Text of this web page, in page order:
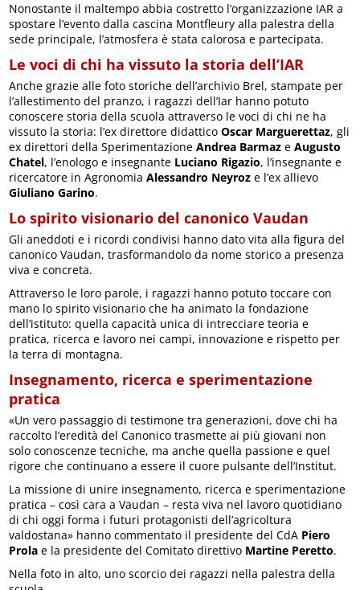
Nonostante il maltempo abbia costretto l’organizzazione IAR a
spostare l’evento dalla cascina Montfleury alla palestra della
sede principale, l’atmosfera è stata calorosa e partecipata.
Le voci di chi ha vissuto la storia dell’IAR
Anche grazie alle foto storiche dell’archivio Brel, stampate per
l’allestimento del pranzo, i ragazzi dell’Iar hanno potuto
conoscere storia della scuola attraverso le voci di chi ne ha
vissuto la storia: l’ex direttore didatticoOscar Marguerettaz, gli
ex direttori della SperimentazioneAndrea Barmaz eAugusto
Chatel, l’enologo e insegnante Luciano Rigazio, l’insegnante e
ricercatore in Agronomia Alessandro Neyroz e l’ex allievo
Giuliano Garino.
Lo spirito visionario del canonico Vaudan
Gli aneddoti e i ricordi condivisi hanno dato vita alla figura del
canonico Vaudan, trasformandolo da nome storico a presenza
viva e concreta.
Attraverso le loro parole, i ragazzi hanno potuto toccare con
mano lo spirito visionario che ha animato la fondazione
dell’istituto: quella capacità unica di intrecciare teoria e
pratica, ricerca e lavoro nei campi, innovazione e rispetto per
la terra di montagna.
Insegnamento, ricerca e sperimentazione
pratica
«Un vero passaggio di testimone tra generazioni, dove chi ha
raccolto l’eredità del Canonico trasmette ai più giovani non
solo conoscenze tecniche, ma anche quella passione e quel
rigore che continuano a essere il cuore pulsante dell’Institut.
La missione di unire insegnamento, ricerca e sperimentazione
pratica – così cara a Vaudan – resta viva nel lavoro quotidiano
di chi oggi forma i futuri protagonisti dell’agricoltura
valdostana» hanno commentato il presidente del CdA Piero
Prola e la presidente del Comitato direttivo Martine Peretto.
Nella foto in alto, uno scorcio dei ragazzi nella palestra della